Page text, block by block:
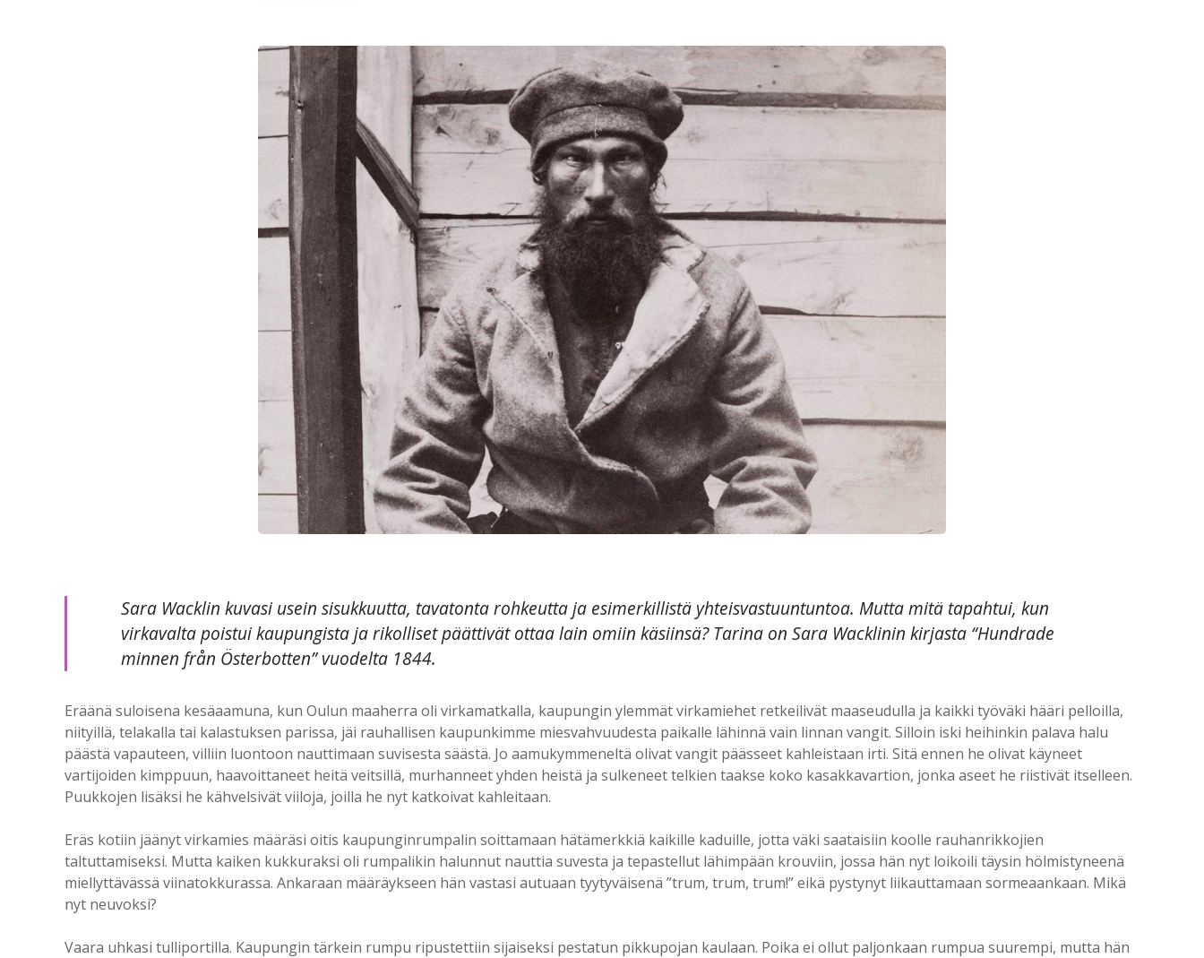
Sara Wacklin kuvasi usein sisukkuutta, tavatonta rohkeutta ja esimerkillistä yhteisvastuuntuntoa. Mutta mitä tapahtui, kun
virkavalta poistui kaupungista ja rikolliset päättivät ottaa lain omiin käsiinsä? Tarina on Sara Wacklinin kirjasta “Hundrade
minnen från Österbotten” vuodelta 1844.
Eräänä suloisena kesäaamuna, kun Oulun maaherra oli virkamatkalla, kaupungin ylemmät virkamiehet retkeilivät maaseudulla ja kaikki työväki hääri pelloilla,
niityillä, telakalla tai kalastuksen parissa, jäi rauhallisen kaupunkimme miesvahvuudesta paikalle lähinnä vain linnan vangit. Silloin iski heihinkin palava halu
päästä vapauteen, villiin luontoon nauttimaan suvisesta säästä. Jo aamukymmeneltä olivat vangit päässeet kahleistaan irti. Sitä ennen he olivat käyneet
vartijoiden kimppuun, haavoittaneet heitä veitsillä, murhanneet yhden heistä ja sulkeneet telkien taakse koko kasakkavartion, jonka aseet he riistivät itselleen.
Puukkojen lisäksi he kähvelsivät viiloja, joilla he nyt katkoivat kahleitaan.
Eräs kotiin jäänyt virkamies määräsi oitis kaupunginrumpalin soittamaan hätämerkkiä kaikille kaduille, jotta väki saataisiin koolle rauhanrikkojien
taltuttamiseksi. Mutta kaiken kukkuraksi oli rumpalikin halunnut nauttia suvesta ja tepastellut lähimpään krouviin, jossa hän nyt loikoili täysin hölmistyneenä
miellyttävässä viinatokkurassa. Ankaraan määräykseen hän vastasi autuaan tyytyväisenä ”trum, trum, trum!” eikä pystynyt liikauttamaan sormeaankaan. Mikä
nyt neuvoksi?
Vaara uhkasi tulliportilla. Kaupungin tärkein rumpu ripustettiin sijaiseksi pestatun pikkupojan kaulaan. Poika ei ollut paljonkaan rumpua suurempi, mutta hän